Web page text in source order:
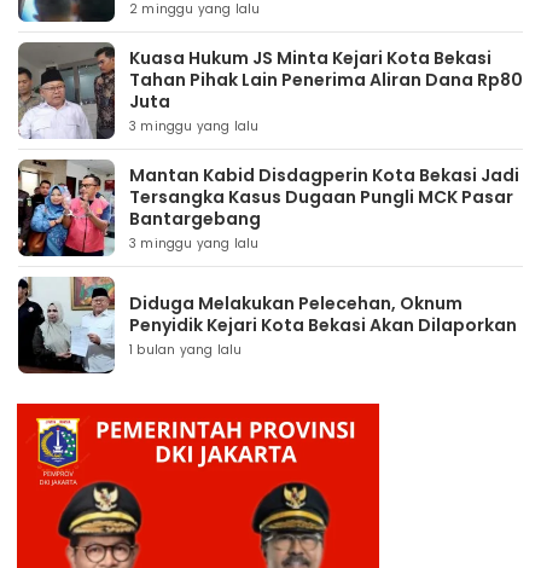
2 minggu yang lalu
Kuasa Hukum JS Minta Kejari Kota Bekasi
Tahan Pihak Lain Penerima Aliran Dana Rp80
Juta
3 minggu yang lalu
Mantan Kabid Disdagperin Kota Bekasi Jadi
Tersangka Kasus Dugaan Pungli MCK Pasar
Bantargebang
3 minggu yang lalu
Diduga Melakukan Pelecehan, Oknum
Penyidik Kejari Kota Bekasi Akan Dilaporkan
1 bulan yang lalu